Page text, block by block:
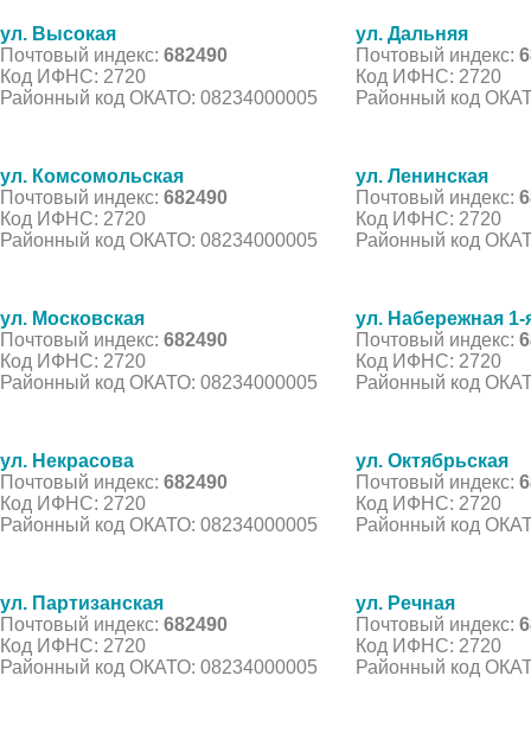
ул. Высокая
Почтовый индекс: 682490
Код ИФНС: 2720
Районный код ОКАТО: 08234000005
ул. Дальняя
Почтовый индекс:
Код ИФНС: 2720
Районный код
ул. Комсомольская
Почтовый индекс: 682490
Код ИФНС: 2720
Районный код ОКАТО: 08234000005
ул. Ленинская
Почтовый индекс:
Код ИФНС: 2720
Районный код
ул. Московская
Почтовый индекс: 682490
Код ИФНС: 2720
Районный код ОКАТО: 08234000005
ул. Набережная 1-
Почтовый индекс:
Код ИФНС: 2720
Районный код
ул. Некрасова
Почтовый индекс: 682490
Код ИФНС: 2720
Районный код ОКАТО: 08234000005
ул. Октябрьская
Почтовый индекс:
Код ИФНС: 2720
Районный код
ул. Партизанская
Почтовый индекс: 682490
Код ИФНС: 2720
Районный код ОКАТО: 08234000005
ул. Речная
Почтовый индекс:
Код ИФНС: 2720
Районный код